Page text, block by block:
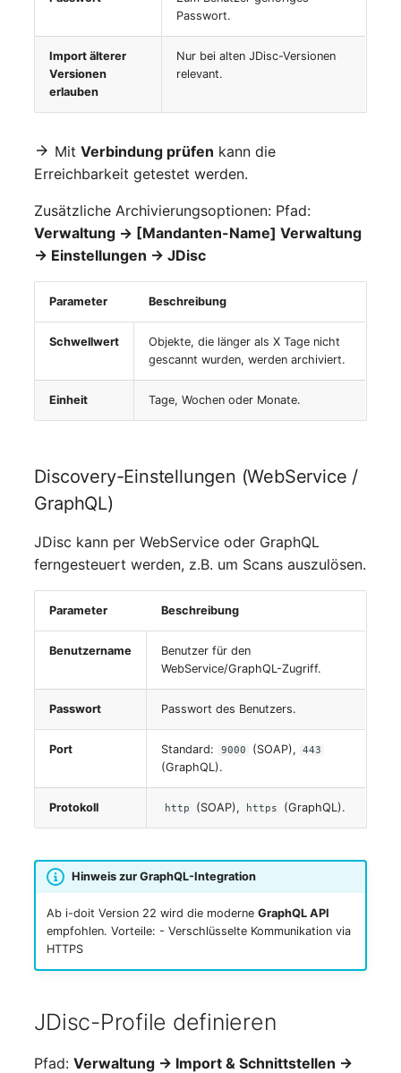
Listener
Logbuch
Logische Geräte (Client)
Logische Geräte (LDEV
Logische Netzwerkports
Mobilfunk
Monitor
Netzbereiche
Netzwerk
Netzwerk-Interface
Netzwerkport
Netzwerkverbindungen
Notfallplanzuweisung
Objektbild
Organisation
Service
Speichersystem
Stadt
Steckdosenleiste
Supernet
Switch
Telefonanlage
Unterbrechungsfreie
Stromversorgung
Verstärker
Vertrag
Virtueller Client
Virtueller Host
Virtueller Server
VoIP-Telefon
Passwort.
Import älterer
Versionen
erlauben
Nur bei alten JDisc-Versionen
relevant.
MitVerbindung prüfen kann die
Erreichbarkeit getestet werden.
Zusätzliche Archivierungsoptionen: Pfad:
Verwaltung → [Mandanten-Name] Verwaltung
→ Einstellungen → JDisc
Parameter Beschreibung
Schwellwert
Objekte, die länger als X Tage nicht
gescannt wurden, werden archiviert.
Einheit Tage, Wochen oder Monate.
Discovery-Einstellungen (WebService /
GraphQL)
JDisc kann per WebService oder GraphQL
ferngesteuert werden, z.B. um Scans auszulösen.
Parameter Beschreibung
Benutzername
Benutzer für den
WebService/GraphQL-Zugriff.
Passwort Passwort des Benutzers.
Port Standard: 9000 (SOAP), 443
(GraphQL).
Protokoll http (SOAP), https (GraphQL).
Hinweis zur GraphQL-Integration
Ab i-doit Version 22 wird die moderne GraphQL API
empfohlen. Vorteile: - Verschlüsselte Kommunikation via
HTTPS
JDisc-Profile definieren
Pfad:Verwaltung → Import & Schnittstellen →